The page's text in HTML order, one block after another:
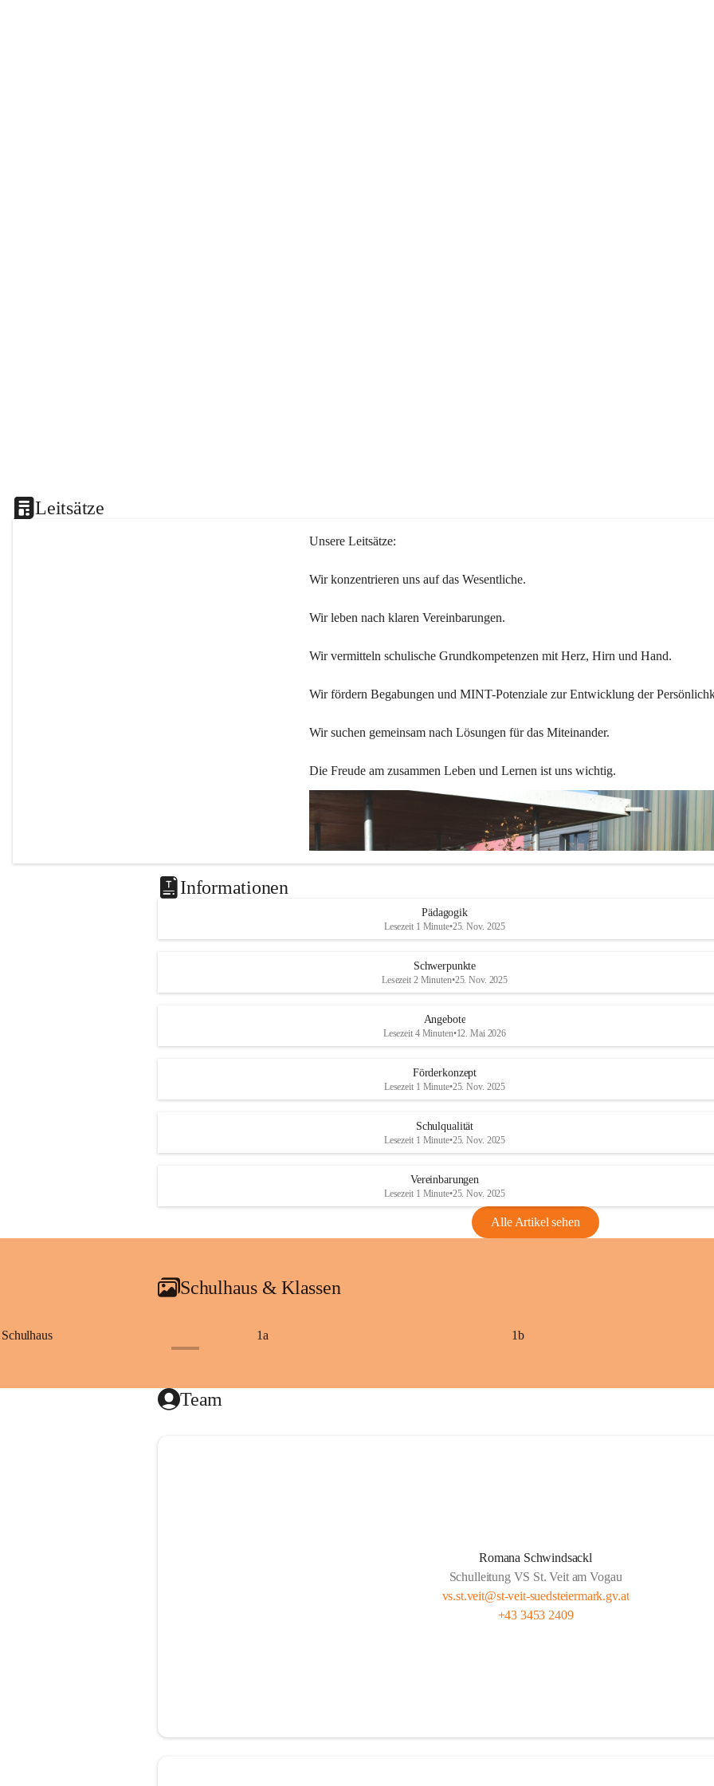
Leitsätze
Unsere Leitsätze:
Wir konzentrieren uns auf das Wesentliche.
Wir leben nach klaren Vereinbarungen.
Wir vermitteln schulische Grundkompetenzen mit Herz, Hirn und Hand.
Wir fördern Begabungen und MINT-Potenziale zur Entwicklung der
Wir suchen gemeinsam nach Lösungen für das Miteinander.
Die Freude am zusammen Leben und Lernen ist uns wichtig.
Informationen
Pädagogik
Lesezeit 1 Minute•25. Nov. 2025
Schwerpunkte
Lesezeit 2 Minuten•25. Nov. 2025
Angebote
Lesezeit 4 Minuten•12. Mai 2026
Förderkonzept
Lesezeit 1 Minute•25. Nov. 2025
Schulqualität
Lesezeit 1 Minute•25. Nov. 2025
Vereinbarungen
Lesezeit 1 Minute•25. Nov. 2025
Alle Artikel sehen
Schulhaus & Klassen
Schulhaus 1a 1b
Team
Romana Schwindsackl
Schulleitung VS St. Veit am Vogau
vs.st.veit@st-veit-suedsteiermark.gv.at
+43 3453 2409